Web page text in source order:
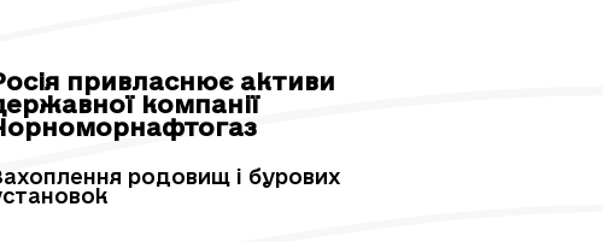
привласнює активи
компанії
родовищ і бурових